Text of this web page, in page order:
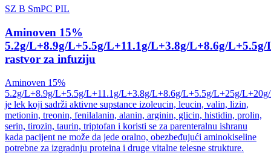
SZ B SmPC PIL
Aminoven 15%
5.2g/L+8.9g/L+5.5g/L+11.1g/L+3.8g/L+8.6g/
rastvor za infuziju
Aminoven 15%
5.2g/L+8.9g/L+5.5g/L+11.1g/L+3.8g/L+8.6g/L+5.5g/L+25g/
je lek koji sadrži aktivne supstance izoleucin, leucin, valin, lizin,
metionin, treonin, fenilalanin, alanin, arginin, glicin, histidin, prolin,
serin, tirozin, taurin, triptofan i koristi se za parenteralnu ishranu
kada pacijent ne može da jede oralno, obezbeđujući aminokiseline
potrebne za izgradnju proteina i druge vitalne telesne strukture.